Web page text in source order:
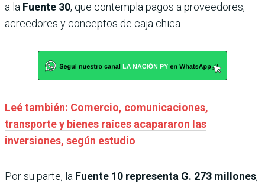
a la Fuente 30, que contempla pagos a proveedores,
acreedores y conceptos de caja chica.
Leé también: Comercio, comunicaciones,
transporte y bienes raíces acapararon las
inversiones, según estudio
Por su parte, la Fuente 10 representa G. 273 millones,